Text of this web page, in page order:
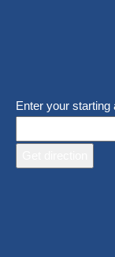
Enter your starting